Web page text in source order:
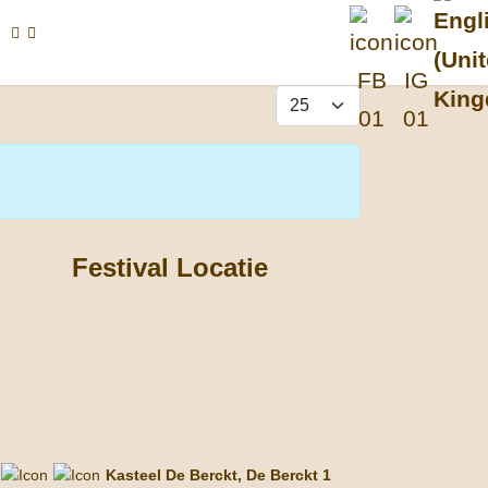
Toon #
Festival Locatie
Kasteel De Berckt, De Berckt 1